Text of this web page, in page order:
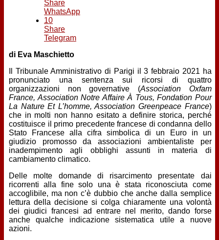
Share
WhatsApp
10
Share
Telegram
di Eva Maschietto
Il Tribunale Amministrativo di Parigi il 3 febbraio 2021 ha
pronunciato una sentenza sui ricorsi di quattro
organizzazioni non governative (Association Oxfam
France, Association Notre Affaire À Tous, Fondation Pour
La Nature Et L’homme, Association Greenpeace France)
che in molti non hanno esitato a definire storica, perché
costituisce il primo precedente francese di condanna dello
Stato Francese alla cifra simbolica di un Euro in un
giudizio promosso da associazioni ambientaliste per
inadempimento agli obblighi assunti in materia di
cambiamento climatico.
Delle molte domande di risarcimento presentate dai
ricorrenti alla fine solo una è stata riconosciuta come
accoglibile, ma non c’è dubbio che anche dalla semplice
lettura della decisione si colga chiaramente una volontà
dei giudici francesi ad entrare nel merito, dando forse
anche qualche indicazione sistematica utile a nuove
azioni.